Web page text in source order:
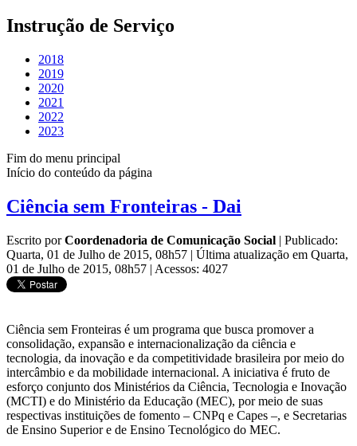
Instrução de Serviço
2018
2019
2020
2021
2022
2023
Fim do menu principal
Início do conteúdo da página
Ciência sem Fronteiras - Dai
Escrito porCoordenadoria de Comunicação Social | Publicado:
Quarta, 01 de Julho de 2015, 08h57 | Última atualização em Quarta,
01 de Julho de 2015, 08h57 | Acessos: 4027
Ciência sem Fronteiras é um programa que busca promover a
consolidação, expansão e internacionalização da ciência e
tecnologia, da inovação e da competitividade brasileira por meio do
intercâmbio e da mobilidade internacional. A iniciativa é fruto de
esforço conjunto dos Ministérios da Ciência, Tecnologia e Inovação
(MCTI) e do Ministério da Educação (MEC), por meio de suas
respectivas instituições de fomento – CNPq e Capes –, e Secretarias
de Ensino Superior e de Ensino Tecnológico do MEC.